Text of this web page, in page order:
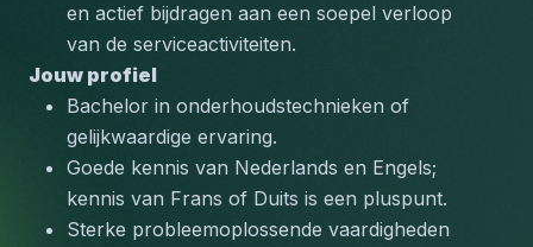
en actief bijdragen aan een soepel verloop
van de serviceactiviteiten.
Jouw profiel
Bachelor in onderhoudstechnieken of
gelijkwaardige ervaring.
Goede kennis van Nederlands en Engels;
kennis van Frans of Duits is een pluspunt.
Sterke probleemoplossende vaardigheden